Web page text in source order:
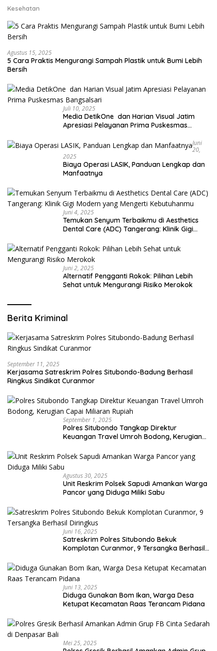
Kesehatan
Agustus 15, 2025
5 Cara Praktis Mengurangi Sampah Plastik untuk Bumi Lebih
Bersih
Juli 10, 2025
Media DetikOne dan Harian Visual Jatim
Apresiasi Pelayanan Prima Puskesmas
Juni
20,
2025
Biaya Operasi LASIK, Panduan Lengkap dan
Manfaatnya
Juni 4, 2025
Temukan Senyum Terbaikmu di Aesthetics
Dental Care (ADC) Tangerang: Klinik Gigi
Juni 2, 2025
Alternatif Pengganti Rokok: Pilihan Lebih
Sehat untuk Mengurangi Risiko Merokok
Berita Kriminal
September 11, 2025
Kerjasama Satreskrim Polres Situbondo-Badung Berhasil
Ringkus Sindikat Curanmor
September 1, 2025
Polres Situbondo Tangkap Direktur
Keuangan Travel Umroh Bodong, Kerugian
Agustus 30, 2025
Unit Reskrim Polsek Sapudi Amankan Warga
Pancor yang Diduga Miliki Sabu
Juni 16, 2025
Satreskrim Polres Situbondo Bekuk
Komplotan Curanmor, 9 Tersangka Berhasil
Juni 13, 2025
Diduga Gunakan Bom Ikan, Warga Desa
Ketupat Kecamatan Raas Terancam Pidana
Mei 25, 2025